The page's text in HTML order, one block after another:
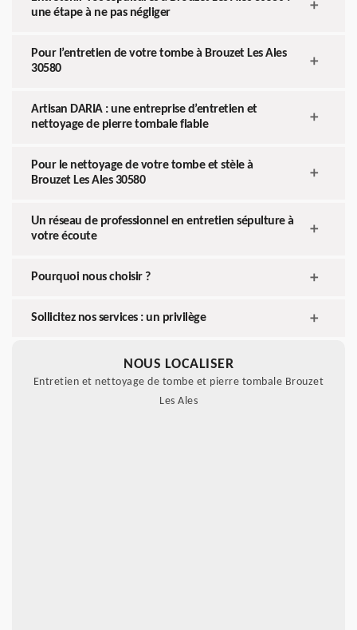
une étape à ne pas négliger
Pour l’entretien de votre tombe à Brouzet Les Ales
30580
Artisan DARIA : une entreprise d’entretien et
nettoyage de pierre tombale fiable
Pour le nettoyage de votre tombe et stèle à
Brouzet Les Ales 30580
Un réseau de professionnel en entretien sépulture à
votre écoute
Pourquoi nous choisir ?
Sollicitez nos services : un privilège
NOUS LOCALISER
Entretien et nettoyage de tombe et pierre tombale Brouzet
Les Ales